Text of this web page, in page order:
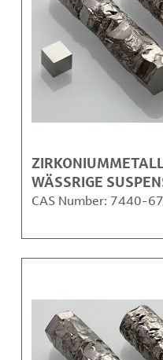
WÄSSRIGE
CAS Number: 7440-